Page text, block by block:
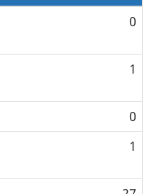
0
1
0
1